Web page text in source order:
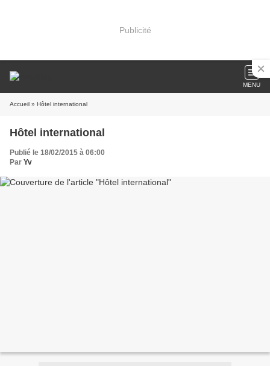
Publicité
MENU
Accueil » Hôtel international
Hôtel international
Publié le 18/02/2015 à 06:00
Par Yv